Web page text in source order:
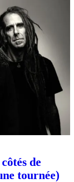
de
tournée)